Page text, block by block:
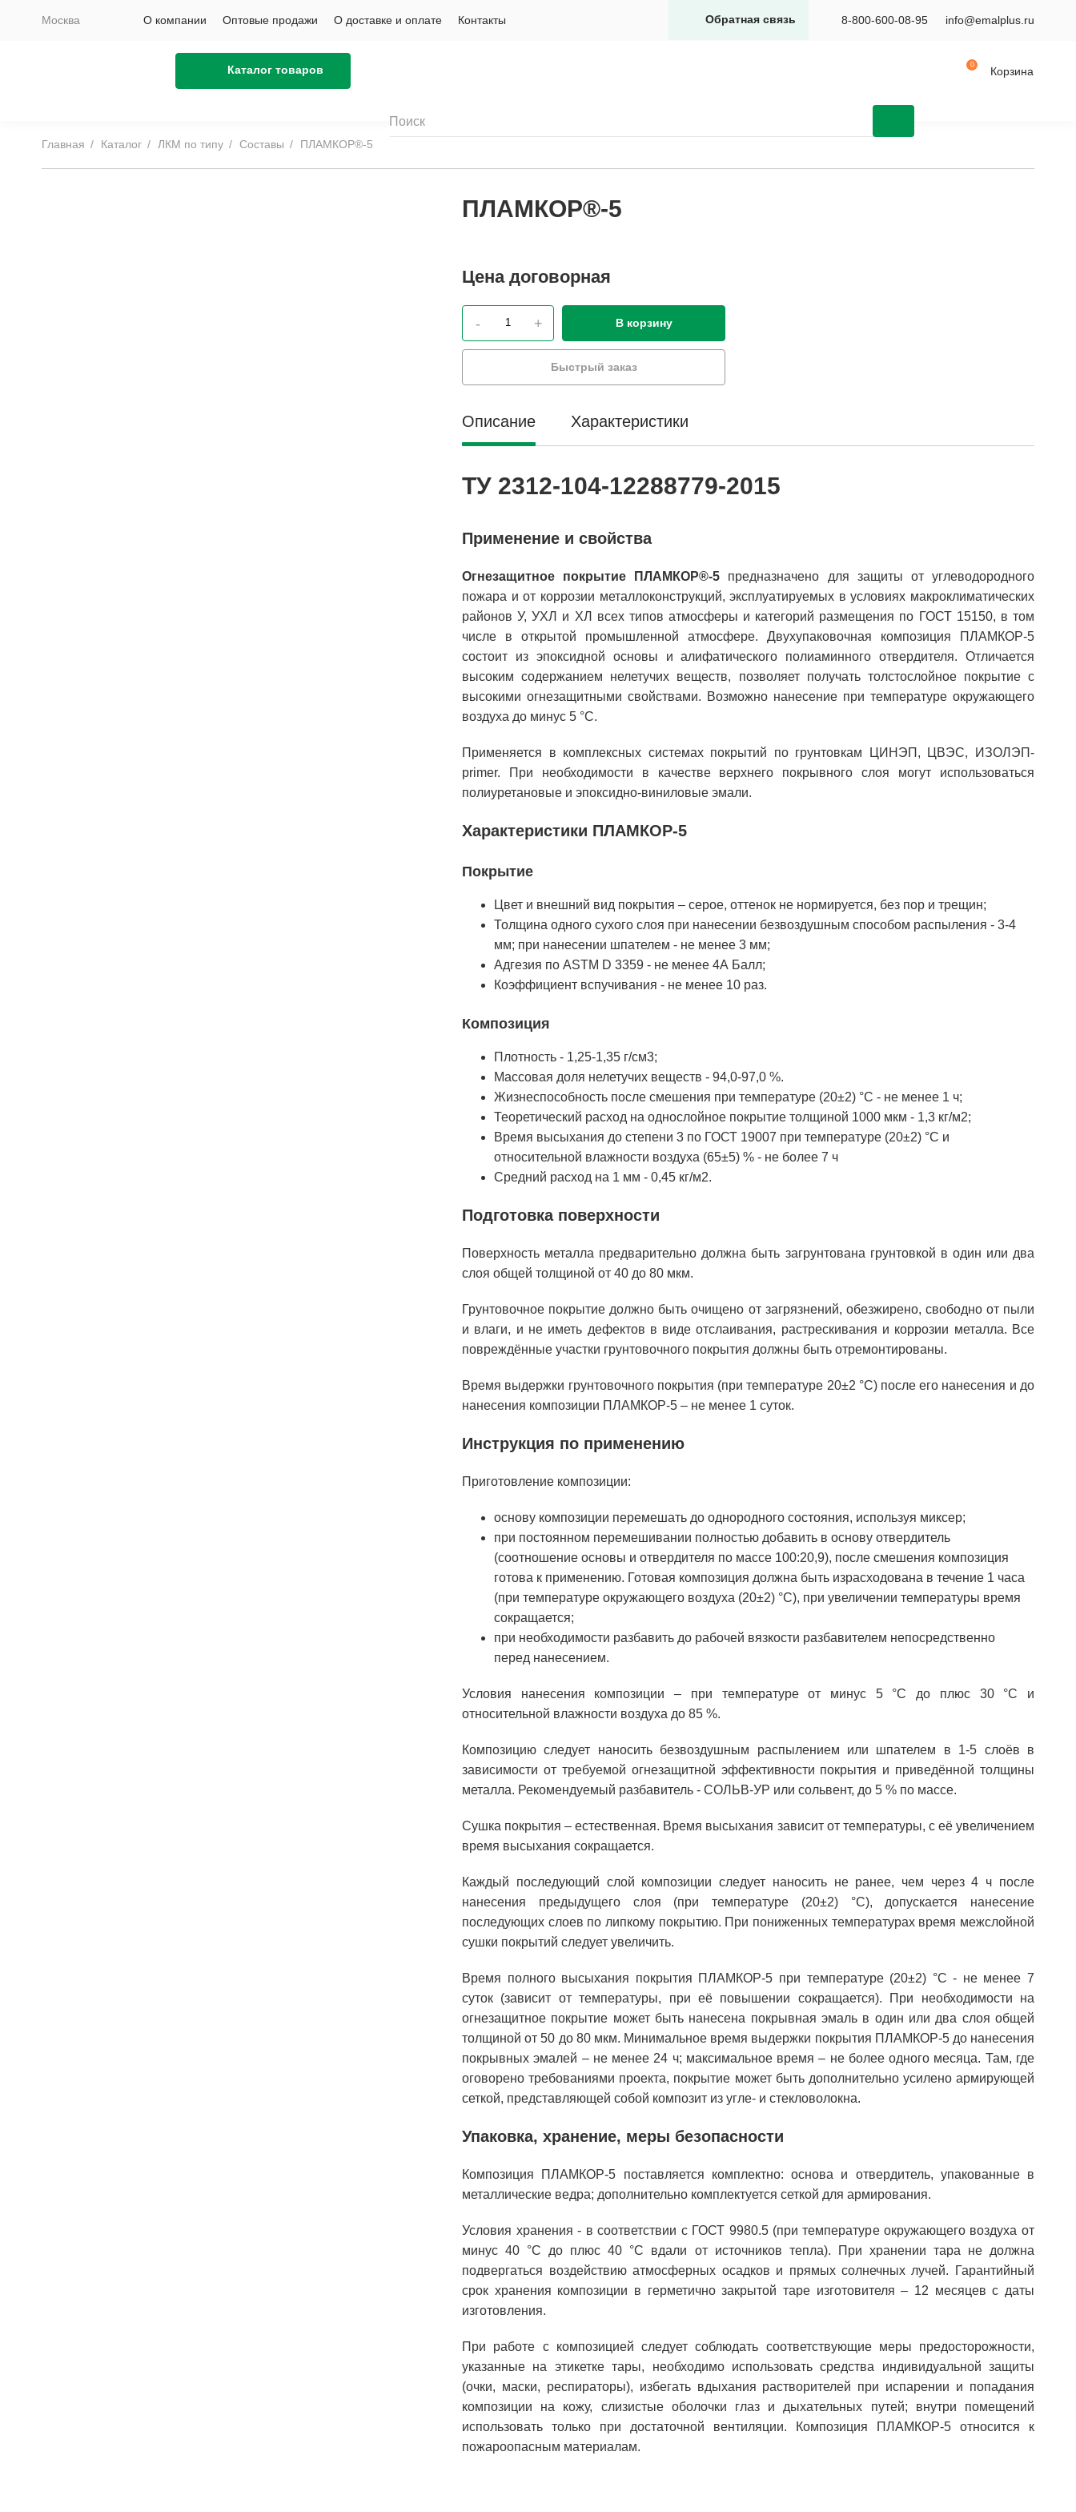
Москва
Каталог товаров
О компании Оптовые продажи О доставке и оплате Контакты 8-800-600-08-95 info@emalplus.ru
Обратная связь
Корзина
Главная Каталог ЛКМ по типу Составы ПЛАМКОР®-5
ПЛАМКОР®-5
Ценадоговорная
- + В корзину
Быстрый заказ
Описание Характеристики
ТУ 2312-104-12288779-2015
Применение и свойства
Огнезащитное покрытие ПЛАМКОР®-5 предназначено для защиты от углеводородного
пожара и от коррозии металлоконструкций, эксплуатируемых в условиях макроклиматических
районов У, УХЛ и ХЛ всех типов атмосферы и категорий размещения по ГОСТ 15150, в том
числе в открытой промышленной атмосфере. Двухупаковочная композиция ПЛАМКОР-5
состоит из эпоксидной основы и алифатического полиаминного отвердителя. Отличается
высоким содержанием нелетучих веществ, позволяет получать толстослойное покрытие с
высокими огнезащитными свойствами. Возможно нанесение при температуре окружающего
воздуха до минус 5 °С.
Применяется в комплексных системах покрытий по грунтовкам ЦИНЭП, ЦВЭС, ИЗОЛЭП-
primer. При необходимости в качестве верхнего покрывного слоя могут использоваться
полиуретановые и эпоксидно-виниловые эмали.
Характеристики ПЛАМКОР-5
Покрытие
Цвет и внешний вид покрытия – серое, оттенок не нормируется, без пор и трещин;
Толщина одного сухого слоя при нанесении безвоздушным способом распыления - 3-4
мм; при нанесении шпателем - не менее 3 мм;
Адгезия по ASTM D 3359 - не менее 4А Балл;
Коэффициент вспучивания - не менее 10 раз.
Композиция
Плотность - 1,25-1,35 г/см3;
Массовая доля нелетучих веществ - 94,0-97,0 %.
Жизнеспособность после смешения при температуре (20±2) °С - не менее 1 ч;
Теоретический расход на однослойное покрытие толщиной 1000 мкм - 1,3 кг/м2;
Время высыхания до степени 3 по ГОСТ 19007 при температуре (20±2) °С и
относительной влажности воздуха (65±5) % - не более 7 ч
Средний расход на 1 мм - 0,45 кг/м2.
Подготовка поверхности
Поверхность металла предварительно должна быть загрунтована грунтовкой в один или два
слоя общей толщиной от 40 до 80 мкм.
Грунтовочное покрытие должно быть очищено от загрязнений, обезжирено, свободно от пыли
и влаги, и не иметь дефектов в виде отслаивания, растрескивания и коррозии металла. Все
повреждённые участки грунтовочного покрытия должны быть отремонтированы.
Время выдержки грунтовочного покрытия (при температуре 20±2 °С) после его нанесения и до
нанесения композиции ПЛАМКОР-5 – не менее 1 суток.
Инструкция по применению
Приготовление композиции:
основу композиции перемешать до однородного состояния, используя миксер;
при постоянном перемешивании полностью добавить в основу отвердитель
(соотношение основы и отвердителя по массе 100:20,9), после смешения композиция
готова к применению. Готовая композиция должна быть израсходована в течение 1 часа
(при температуре окружающего воздуха (20±2) °С), при увеличении температуры время
сокращается;
при необходимости разбавить до рабочей вязкости разбавителем непосредственно
перед нанесением.
Условия нанесения композиции – при температуре от минус 5 °С до плюс 30 °С и
относительной влажности воздуха до 85 %.
Композицию следует наносить безвоздушным распылением или шпателем в 1-5 слоёв в
зависимости от требуемой огнезащитной эффективности покрытия и приведённой толщины
металла. Рекомендуемый разбавитель - СОЛЬВ-УР или сольвент, до 5 % по массе.
Сушка покрытия – естественная. Время высыхания зависит от температуры, с её увеличением
время высыхания сокращается.
Каждый последующий слой композиции следует наносить не ранее, чем через 4 ч после
нанесения предыдущего слоя (при температуре (20±2) °С), допускается нанесение
последующих слоев по липкому покрытию. При пониженных температурах время межслойной
сушки покрытий следует увеличить.
Время полного высыхания покрытия ПЛАМКОР-5 при температуре (20±2) °С - не менее 7
суток (зависит от температуры, при её повышении сокращается). При необходимости на
огнезащитное покрытие может быть нанесена покрывная эмаль в один или два слоя общей
толщиной от 50 до 80 мкм. Минимальное время выдержки покрытия ПЛАМКОР-5 до нанесения
покрывных эмалей – не менее 24 ч; максимальное время – не более одного месяца. Там, где
оговорено требованиями проекта, покрытие может быть дополнительно усилено армирующей
сеткой, представляющей собой композит из угле- и стекловолокна.
Упаковка, хранение, меры безопасности
Композиция ПЛАМКОР-5 поставляется комплектно: основа и отвердитель, упакованные в
металлические ведра; дополнительно комплектуется сеткой для армирования.
Условия хранения - в соответствии с ГОСТ 9980.5 (при температуре окружающего воздуха от
минус 40 °С до плюс 40 °С вдали от источников тепла). При хранении тара не должна
подвергаться воздействию атмосферных осадков и прямых солнечных лучей. Гарантийный
срок хранения композиции в герметично закрытой таре изготовителя – 12 месяцев с даты
изготовления.
При работе с композицией следует соблюдать соответствующие меры предосторожности,
указанные на этикетке тары, необходимо использовать средства индивидуальной защиты
(очки, маски, респираторы), избегать вдыхания растворителей при испарении и попадания
композиции на кожу, слизистые оболочки глаз и дыхательных путей; внутри помещений
использовать только при достаточной вентиляции. Композиция ПЛАМКОР-5 относится к
пожароопасным материалам.